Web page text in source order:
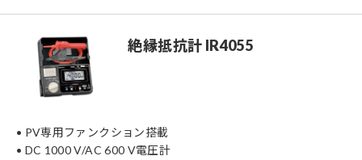
絶縁抵抗計 IR4055
• PV専用ファンクション搭載
• DC 1000 V/AC 600 V電圧計